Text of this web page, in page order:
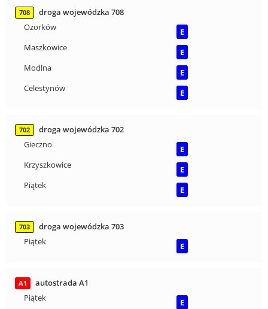
708
droga wojewódzka 708
Ozorków
E
Maszkowice
E
Modlna
E
Celestynów
E
702
droga wojewódzka 702
Gieczno
E
Krzyszkowice
E
Piątek
E
703
droga wojewódzka 703
Piątek
E
A1
autostrada A1
Piątek
E